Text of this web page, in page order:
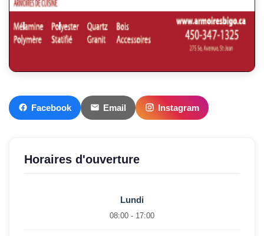
Facebook Email Instagram
Horaires d'ouverture
Lundi
08:00 - 17:00